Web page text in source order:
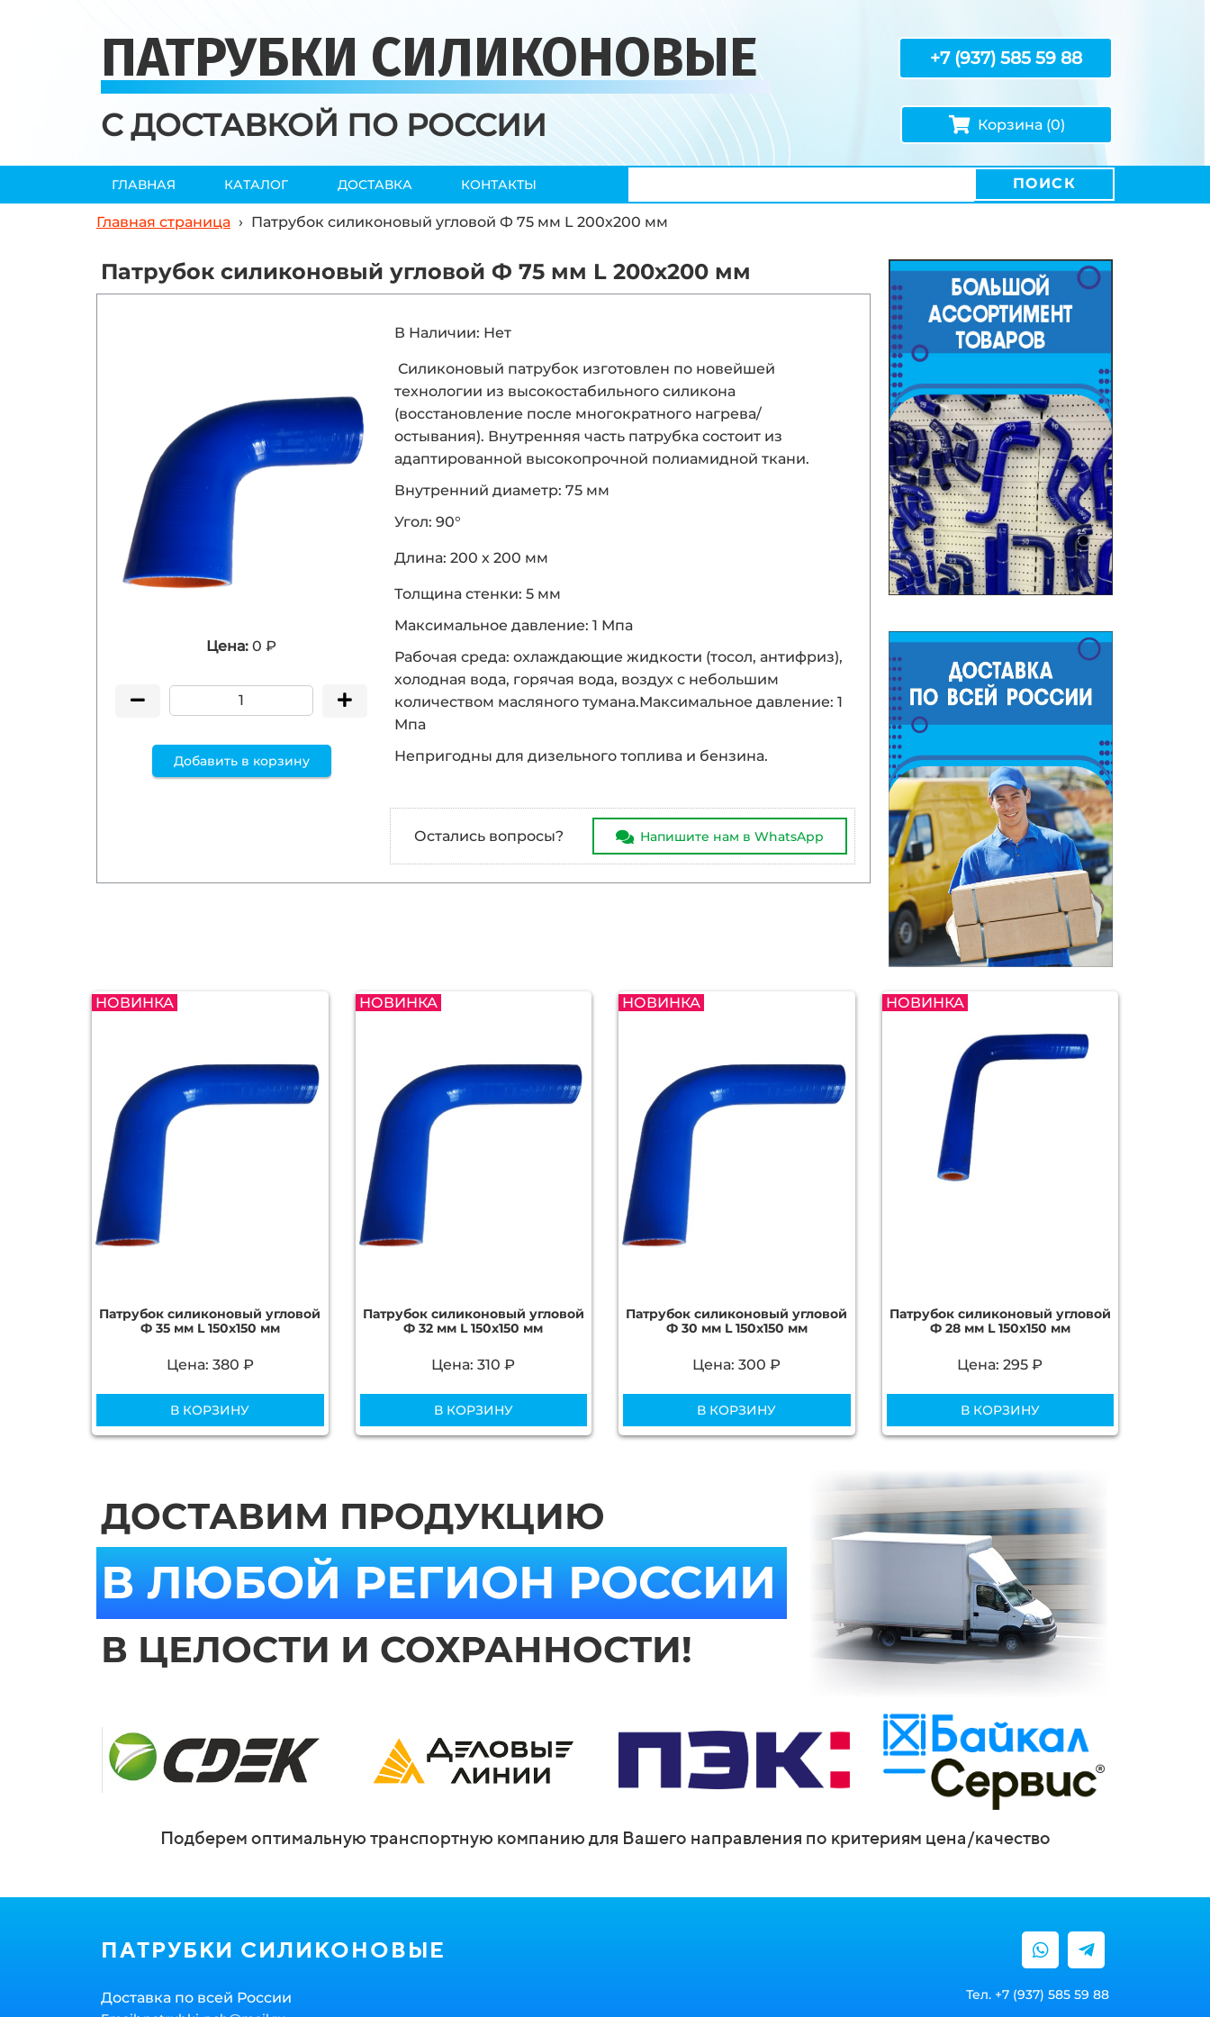
ПАТРУБКИ СИЛИКОНОВЫЕ +7 (937) 585 59 88
С ДОСТАВКОЙ ПО РОССИИ Корзина (0)
ГЛАВНАЯ КАТАЛОГ ДОСТАВКА КОНТАКТЫ ПОИСК
Главная страница › Патрубок силиконовый угловой Ф 75 мм L 200х200 мм
Патрубок силиконовый угловой Ф 75 мм L 200х200 мм
Цена: 0 ₽
Добавить в корзину
В Наличии: Нет
Силиконовый патрубок изготовлен по новейшей
технологии из высокостабильного силикона
(восстановление после многократного нагрева/
остывания). Внутренняя часть патрубка состоит из
адаптированной высокопрочной полиамидной ткани.
Внутренний диаметр: 75 мм
Угол: 90°
Длина: 200 х 200 мм
Толщина стенки: 5 мм
Максимальное давление: 1 Мпа
Рабочая среда: охлаждающие жидкости (тосол, антифриз),
холодная вода, горячая вода, воздух с небольшим
количеством масляного тумана.Максимальное давление: 1
Мпа
Непригодны для дизельного топлива и бензина.
Остались вопросы? Напишите нам в WhatsApp
НОВИНКА
Патрубок силиконовый угловой
Ф 35 мм L 150х150 мм
Цена: 380 ₽
В КОРЗИНУ
НОВИНКА
Патрубок силиконовый угловой
Ф 32 мм L 150х150 мм
Цена: 310 ₽
В КОРЗИНУ
НОВИНКА
Патрубок силиконовый угловой
Ф 30 мм L 150х150 мм
Цена: 300 ₽
В КОРЗИНУ
НОВИНКА
Патрубок силиконовый угловой
Ф 28 мм L 150х150 мм
Цена: 295 ₽
В КОРЗИНУ
ДОСТАВИМ ПРОДУКЦИЮ
В ЛЮБОЙ РЕГИОН РОССИИ
В ЦЕЛОСТИ И СОХРАННОСТИ!
Подберем оптимальную транспортную компанию для Вашего направления по критериям цена/качество
ПАТРУБКИ СИЛИКОНОВЫЕ
Доставка по всей России Тел. +7 (937) 585 59 88